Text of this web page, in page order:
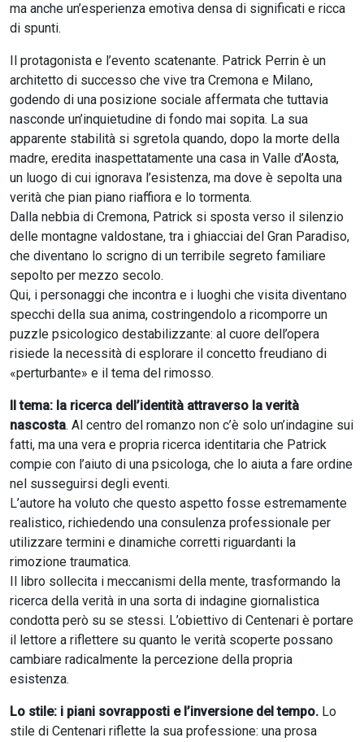
ma anche un’esperienza emotiva densa di significati e ricca
di spunti.
Il protagonista e l’evento scatenante. Patrick Perrin è un
architetto di successo che vive tra Cremona e Milano,
godendo di una posizione sociale affermata che tuttavia
nasconde un’inquietudine di fondo mai sopita. La sua
apparente stabilità si sgretola quando, dopo la morte della
madre, eredita inaspettatamente una casa in Valle d’Aosta,
un luogo di cui ignorava l’esistenza, ma dove è sepolta una
verità che pian piano riaffiora e lo tormenta.
Dalla nebbia di Cremona, Patrick si sposta verso il silenzio
delle montagne valdostane, tra i ghiacciai del Gran Paradiso,
che diventano lo scrigno di un terribile segreto familiare
sepolto per mezzo secolo.
Qui, i personaggi che incontra e i luoghi che visita diventano
specchi della sua anima, costringendolo a ricomporre un
puzzle psicologico destabilizzante: al cuore dell’opera
risiede la necessità di esplorare il concetto freudiano di
«perturbante» e il tema del rimosso.
Il tema: la ricerca dell’identità attraverso la verità
nascosta. Al centro del romanzo non c’è solo un’indagine sui
fatti, ma una vera e propria ricerca identitaria che Patrick
compie con l’aiuto di una psicologa, che lo aiuta a fare ordine
nel susseguirsi degli eventi.
L’autore ha voluto che questo aspetto fosse estremamente
realistico, richiedendo una consulenza professionale per
utilizzare termini e dinamiche corretti riguardanti la
rimozione traumatica.
Il libro sollecita i meccanismi della mente, trasformando la
ricerca della verità in una sorta di indagine giornalistica
condotta però su se stessi. L’obiettivo di Centenari è portare
il lettore a riflettere su quanto le verità scoperte possano
cambiare radicalmente la percezione della propria
esistenza.
Lo stile: i piani sovrapposti e l’inversione del tempo. Lo
stile di Centenari riflette la sua professione: una prosa